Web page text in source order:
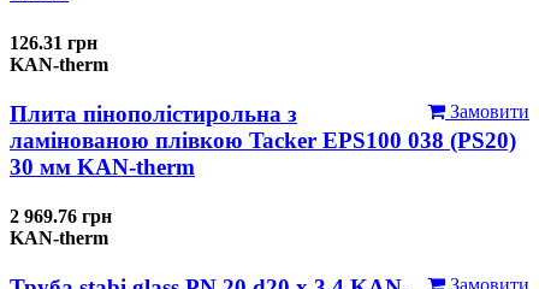
126.31 грн
KAN-therm
Замовити
Плита пінополістирольна з
ламінованою плівкою Tacker EPS100 038 (PS20)
30 мм KAN-therm
2 969.76 грн
KAN-therm